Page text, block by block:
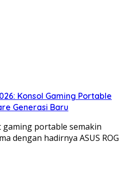
Konsol Gaming Portable
Generasi Baru
portable semakin
dengan hadirnya ASUS ROG